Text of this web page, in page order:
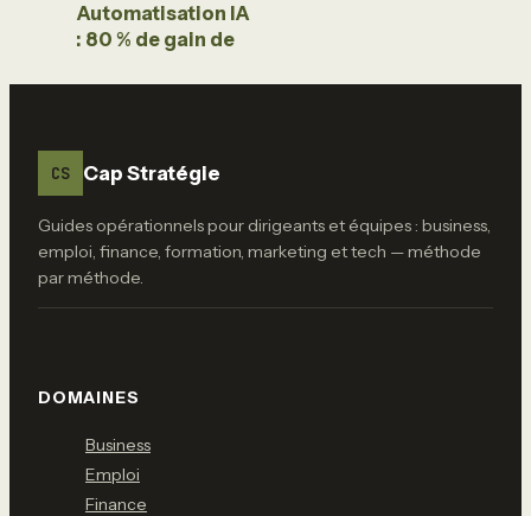
Automatisation IA
: 80 % de gain de
de déploiement à
CS Cap Stratégie
Guides opérationnels pour dirigeants et équipes : business,
emploi, finance, formation, marketing et tech — méthode
par méthode.
DOMAINES
Business
Emploi
Finance